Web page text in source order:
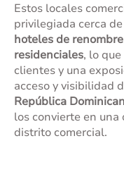
Estos locales
privilegiada cerca de
hoteles de
residenciales, lo
clientes y una
acceso y visibilidad
República
los convierte en
distrito comercial.